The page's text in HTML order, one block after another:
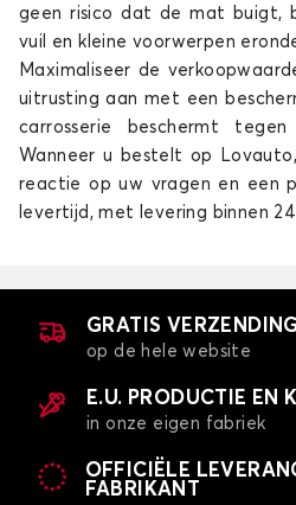
Kofferbakmatten voor
geen risico dat de mat buigt,
vuil en kleine voorwerpen
Maximaliseer de
uitrusting aan met een
carrosserie beschermt
Wanneer u bestelt op
reactie op uw vragen en een
levertijd, met levering binnen
GRATIS VERZENDING
op de hele website
E.U. PRODUCTIE EN
in onze eigen fabriek
OFFICIËLE
FABRIKANT